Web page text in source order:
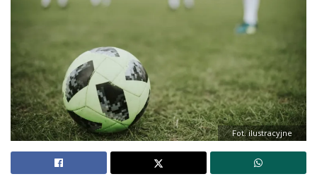
Fot. ilustracyjne